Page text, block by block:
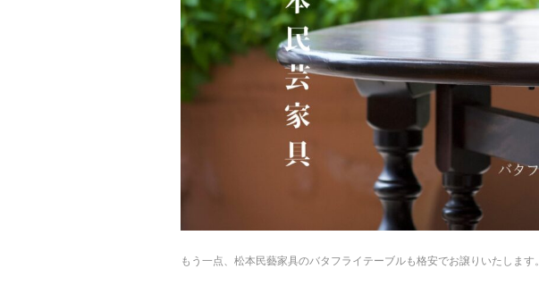
もう一点、松本民藝家具のバタフライテーブルも格安でお譲りいたします。